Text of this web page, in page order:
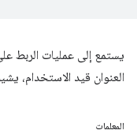
يستمع إلى عمليات الربط
العنوان قيد الاستخدام،
المعلمات